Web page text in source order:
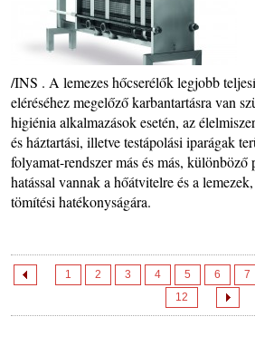
/INS . A lemezes hőcserélők legjobb
eléréséhez megelőző karbantartásra van
higiénia alkalmazások esetén, az
és háztartási, illetve testápolási iparágak
folyamat-rendszer más és más, különböző
hatással vannak a hőátvitelre és a
tömítési hatékonyságára.
1 2 3 4 5 6 7
12